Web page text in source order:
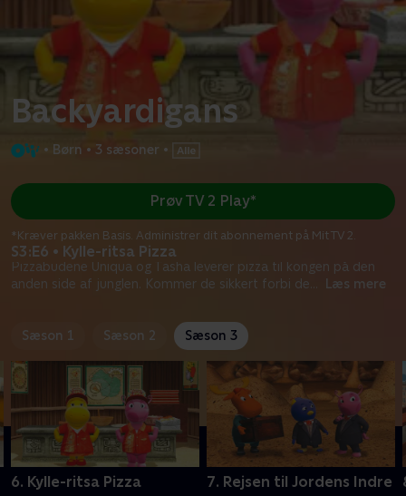
Backyardigans
• Børn • 3 sæsoner •
S3:E6 • Kylle-ritsa Pizza
Pizzabudene Uniqua og Tasha leverer pizza til kongen på den
anden side af junglen. Kommer de sikkert forbi de
Læs mere
Prøv TV 2 Play*
*Kræver pakken Basis. Administrer dit abonnement på Mit TV 2.
Sæson 1 Sæson 2 Sæson 3
6. Kylle-ritsa Pizza 7. Rejsen til Jordens Indre